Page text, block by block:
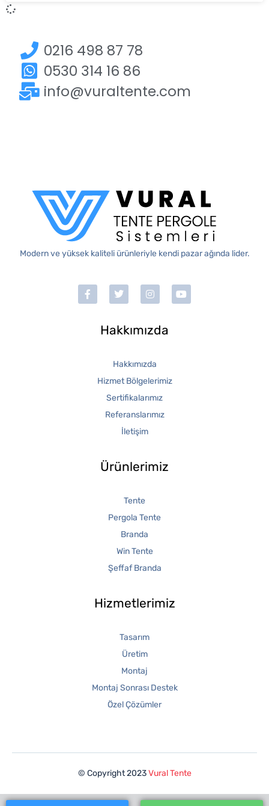
0216 498 87 78
0530 314 16 86
info@vuraltente.com
Modern ve yüksek kaliteli ürünleriyle kendi pazar ağında lider.
Hakkımızda
Hakkımızda
Hizmet Bölgelerimiz
Sertifikalarımız
Referanslarımız
İletişim
Ürünlerimiz
Tente
Pergola Tente
Branda
Win Tente
Şeffaf Branda
Hizmetlerimiz
Tasarım
Üretim
Montaj
Montaj Sonrası Destek
Özel Çözümler
© Copyright 2023Vural Tente